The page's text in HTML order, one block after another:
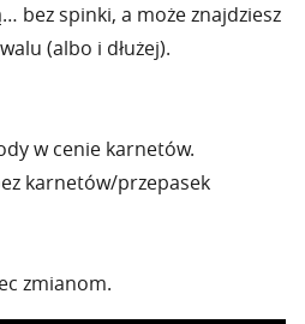
bez spinki, a może znajdziesz
(albo i dłużej).
w cenie karnetów.
karnetów/przepasek
zmianom.